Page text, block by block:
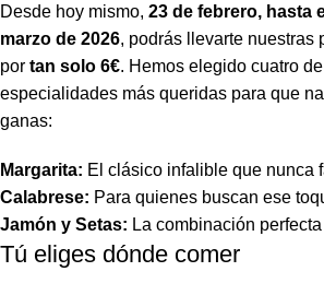
Desde hoy mismo, 23 de febrero, hasta
marzo de 2026, podrás llevarte nuestras
por tan solo 6€. Hemos elegido cuatro
especialidades más queridas para que
ganas:
Margarita: El clásico infalible que nunca
Calabrese: Para quienes buscan ese
Jamón y Setas: La combinación
Tú eliges dónde comer